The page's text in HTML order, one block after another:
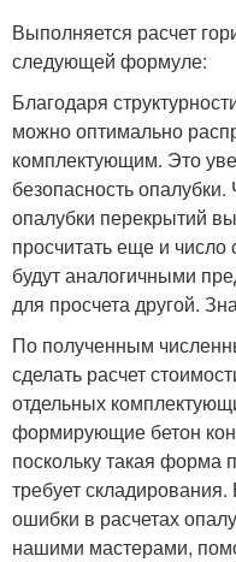
Выполняется расчет
следующей формуле:
Благодаря
можно оптимально
комплектующим. Это
безопасность
опалубки перекрытий
просчитать еще и
будут аналогичными
для просчета другой.
По полученным
сделать расчет
отдельных
формирующие бетон
поскольку такая форма
требует
ошибки в расчетах
нашими мастерами,